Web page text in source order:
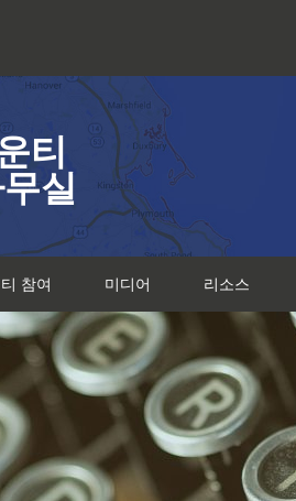
티
실
참여 미디어 리소스